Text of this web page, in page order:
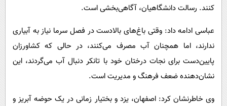
کنند. رسالت دانشگاهیان، آگاهی‌بخشی است.
عباسی ادامه داد: وقتی باغ‌های بالادست در فصل سرما نیاز به آبیاری
ندارند، اما همچنان آب مصرف می‌کنند، در حالی که کشاورزان
پایین‌دست برای نجات درختان خود با تانکر دنبال آب می‌گردند، این
نشان‌دهنده ضعف فرهنگ و مدیریت است.
وی خاطرنشان کرد: اصفهان، یزد و بختیار زمانی در یک حوضه آبریز و